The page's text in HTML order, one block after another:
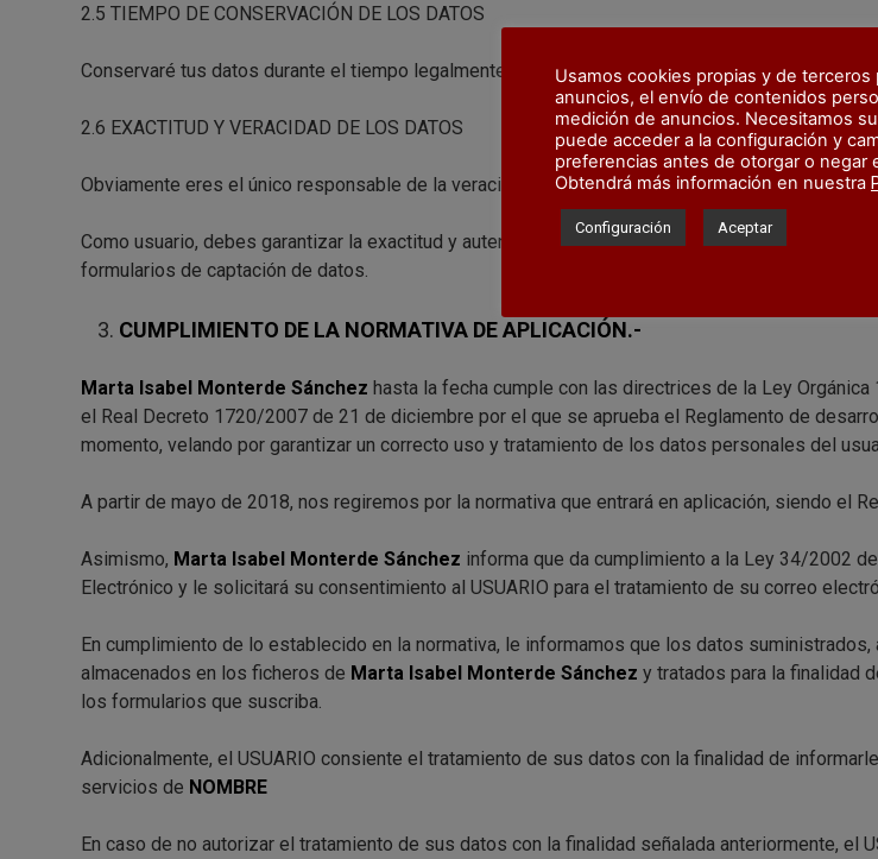
2.5 TIEMPO DE CONSERVACIÓN DE LOS DATOS
Conservaré tus datos durante el tiempo legalmente establecido o hasta que solicites
2.6 EXACTITUD Y VERACIDAD DE LOS DATOS
Obviamente eres el único responsable de la veracidad y exactitud de los datos que me
Como usuario, debes garantizar la exactitud y autenticidad de los datos personales
formularios de captación de datos.
CUMPLIMIENTO DE LA NORMATIVA DE APLICACIÓN.-
Marta Isabel Monterde Sánchez hasta la fecha cumple con las directrices de la Ley
el Real Decreto 1720/2007 de 21 de diciembre por el que se aprueba el Reglamento de
momento, velando por garantizar un correcto uso y tratamiento de los datos personales del
A partir de mayo de 2018, nos regiremos por la normativa que entrará en aplicación, siendo el
Asimismo, Marta Isabel Monterde Sánchez informa que da cumplimiento a la Ley 34/2002
Electrónico y le solicitará su consentimiento al USUARIO para el tratamiento de su correo
En cumplimiento de lo establecido en la normativa, le informamos que los datos
almacenados en los ficheros de Marta Isabel Monterde Sánchez y tratados para la finalidad
los formularios que suscriba.
Adicionalmente, el USUARIO consiente el tratamiento de sus datos con la finalidad de
servicios de NOMBRE
En caso de no autorizar el tratamiento de sus datos con la finalidad señalada anteriormente,
Usamos cookies propias y de terceros
anuncios, el envío de contenidos
medición de anuncios. Necesitamos
puede acceder a la configuración y
preferencias antes de otorgar o negar
Obtendrá más información en nuestra
Configuración Aceptar